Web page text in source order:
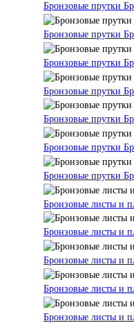
Бронзовые прутки
Бронзовые прутки
Бронзовые прутки
Бронзовые прутки
Бронзовые прутки
Бронзовые прутки
Бронзовые прутки
Бронзовые листы и
Бронзовые листы и
Бронзовые листы и
Бронзовые листы и
Бронзовые листы и